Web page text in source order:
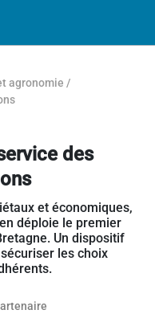
agronomie /
des
et économiques,
déploie le premier
Un dispositif
les choix